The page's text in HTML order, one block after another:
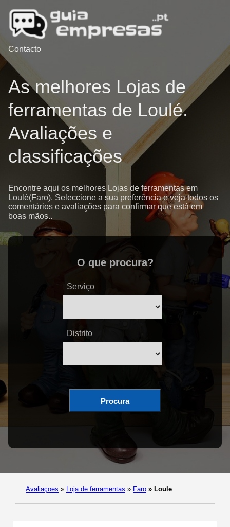
Contacto
As melhores Lojas de
ferramentas de Loulé.
Avaliações e
classificações
Encontre aqui os melhores Lojas de ferramentas em
Loulé(Faro). Seleccione a sua preferência e veja todos os
comentários e avaliações para confirmar que está em
boas mãos..
O que procura?
Serviço
Distrito
Procura
Avaliaçoes » Loja de ferramentas » Faro » Loule